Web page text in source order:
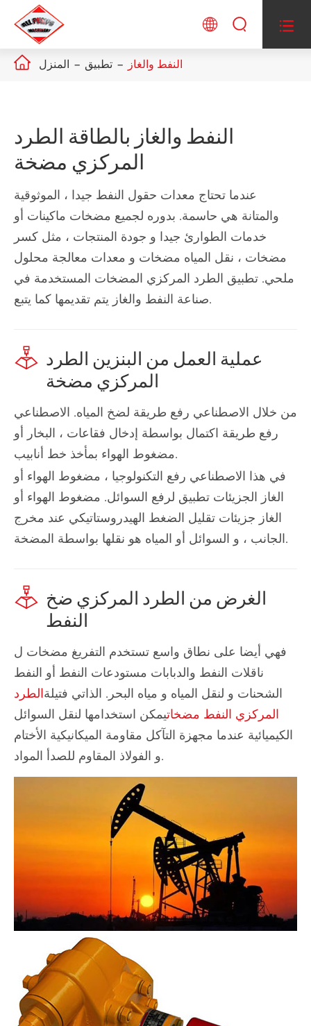
  
 المنزل تطبيق النفط والغاز
النفط والغاز بالطاقة الطرد
المركزي مضخة
عندما تحتاج معدات حقول النفط جيدا ، الموثوقية
والمتانة هي حاسمة. بدوره لجميع مضخات ماكينات أو
خدمات الطوارئ جيدا و جودة المنتجات ، مثل كسر
مضخات ، نقل المياه مضخات و معدات معالجة محلول
ملحي. تطبيق الطرد المركزي المضخات المستخدمة في
صناعة النفط والغاز يتم تقديمها كما يتبع.
 عملية العمل من البنزين الطرد
المركزي مضخة
من خلال الاصطناعي رفع طريقة لضخ المياه. الاصطناعي
رفع طريقة اكتمال بواسطة إدخال فقاعات ، البخار أو
مضغوط الهواء بمأخذ خط أنابيب.
في هذا الاصطناعي رفع التكنولوجيا ، مضغوط الهواء أو
الغاز الجزيئات تطبيق لرفع السوائل. مضغوط الهواء أو
الغاز جزيئات تقليل الضغط الهيدروستاتيكي عند مخرج
الجانب ، و السوائل أو المياه هو نقلها بواسطة المضخة.
 الغرض من الطرد المركزي ضخ
النفط
فهي أيضا على نطاق واسع تستخدم التفريغ مضخات ل
ناقلات النفط والدبابات مستودعات النفط أو النفط
الشحنات و لنقل المياه و مياه البحر. الذاتي فتيلةالطرد
المركزي النفط مضخاتيمكن استخدامها لنقل السوائل
الكيميائية عندما مجهزة التآكل مقاومة الميكانيكية الأختام
و الفولاذ المقاوم للصدأ المواد.